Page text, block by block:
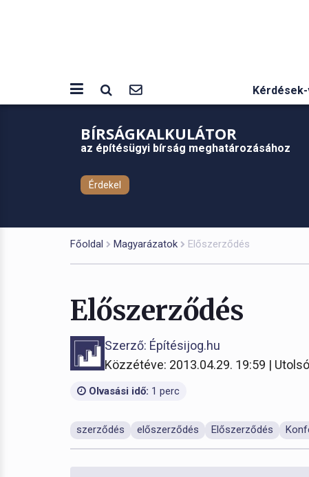
BÍRSÁGKALKULÁTOR
az építésügyi bírság meghatározásához
Érdekel
Főoldal Magyarázatok Előszerződés
Előszerződés
Szerző: Építésijog.hu
Közzétéve: 2013.04.29. 19:59 |
Olvasási idő: 1 perc
szerződés előszerződés Előszerződés